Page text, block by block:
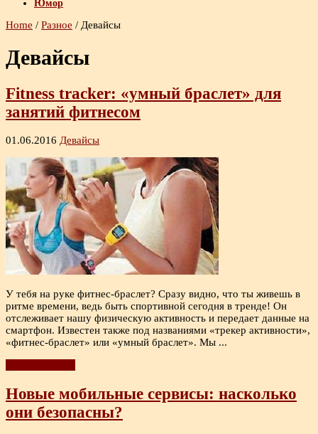
Юмор
Home / Разное / Девайсы
Девайсы
Fitness tracker: «умный браслет» для
занятий фитнесом
01.06.2016 Девайсы
У тебя на руке фитнес-браслет? Сразу видно, что ты живешь в
ритме времени, ведь быть спортивной сегодня в тренде! Он
отслеживает нашу физическую активность и передает данные на
смартфон. Известен также под названиями «трекер активности»,
«фитнес-браслет» или «умный браслет». Мы ...
Новые мобильные сервисы: насколько
они безопасны?